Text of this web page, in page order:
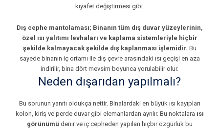
kıyafet değiştirmesi gibi.
Dış cephe mantolaması; Binanın tüm dış duvar yüzeylerinin,
özel ısı yalıtımı levhaları ve kaplama sistemleriyle hiçbir
şekilde kalmayacak şekilde dış kaplanması işlemidir. Bu
sayede binanın iç ortamı ile dış çevre arasındaki ısı geçişi en aza
indirilir, bina dört mevsim boyunca yorulabilir olur.
Neden dışarıdan yapılmalı?
Bu sorunun yanıtı oldukça nettir. Binalardaki en büyük ısı kayıpları
kolon, kiriş ve perde duvar gibi elemanlardan ayrılır. Bu noktalara ısı
görünümü denir ve iç cepheden yapılan hiçbir özgürlük bu